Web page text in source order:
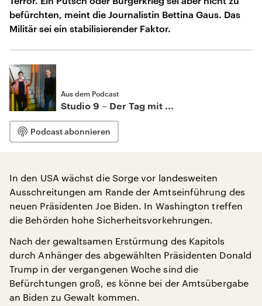
befürchten, meint die Journalistin Bettina Gaus. Das
Militär sei ein stabilisierender Faktor.
Aus dem Podcast
Studio 9 – Der Tag mit ...
Podcast abonnieren
In den USA wächst die Sorge vor landesweiten
Ausschreitungen am Rande der Amtseinführung des
neuen Präsidenten Joe Biden. In Washington treffen
die Behörden hohe Sicherheitsvorkehrungen.
Nach der gewaltsamen Erstürmung des Kapitols
durch Anhänger des abgewählten Präsidenten Donald
Trump in der vergangenen Woche sind die
Befürchtungen groß, es könne bei der Amtsübergabe
an Biden zu Gewalt kommen.